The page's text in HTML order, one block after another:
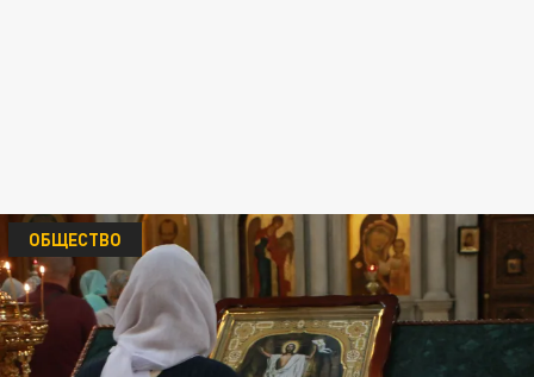
ОБЩЕСТВО